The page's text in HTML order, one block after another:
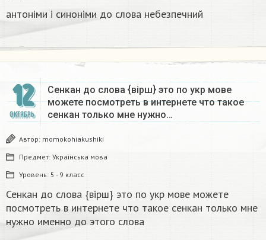
антоніми і синоніми до слова небезпечний​
12
ОКТЯБРЬ
Сенкан до слова {вірш} это по укр мове
можете посмотреть в интернете что такое
сенкан только мне нужно…
Автор: momokohiakushiki
Предмет: Українська мова
Уровень: 5 - 9 класс
Сенкан до слова {вірш} это по укр мове можете
посмотреть в интернете что такое сенкан только мне
нужно именно до этого слова